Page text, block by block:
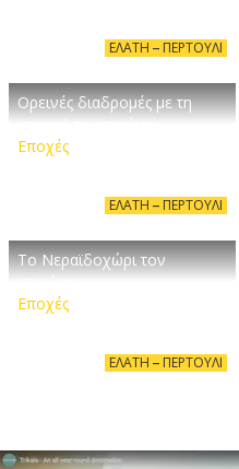
ΕΛΆΤΗ – ΠΕΡΤΟΎΛΙ
Ορεινές διαδρομές με τη
Εποχές
ΕΛΆΤΗ – ΠΕΡΤΟΎΛΙ
Το Νεραϊδοχώρι τον
Εποχές
ΕΛΆΤΗ – ΠΕΡΤΟΎΛΙ